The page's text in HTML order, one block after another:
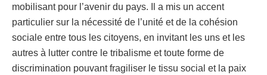
mobilisant pour l’avenir du pays. Il a mis un accent
particulier sur la nécessité de l’unité et de la cohésion
sociale entre tous les citoyens, en invitant les uns et les
autres à lutter contre le tribalisme et toute forme de
discrimination pouvant fragiliser le tissu social et la paix